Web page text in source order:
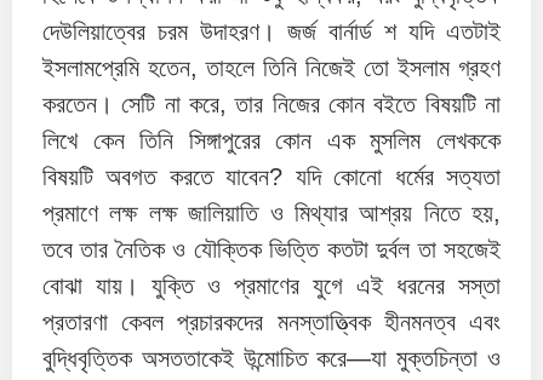
দেউলিয়াত্বের চরম উদাহরণ। জর্জ বার্নার্ড শ যদি এতটাই
ইসলামপ্রেমি হতেন, তাহলে তিনি নিজেই তো ইসলাম গ্রহণ
করতেন। সেটি না করে, তার নিজের কোন বইতে বিষয়টি না
লিখে কেন তিনি সিঙ্গাপুরের কোন এক মুসলিম লেখককে
বিষয়টি অবগত করতে যাবেন? যদি কোনো ধর্মের সত্যতা
প্রমাণে লক্ষ লক্ষ জালিয়াতি ও মিথ্যার আশ্রয় নিতে হয়,
তবে তার নৈতিক ও যৌক্তিক ভিত্তি কতটা দুর্বল তা সহজেই
বোঝা যায়। যুক্তি ও প্রমাণের যুগে এই ধরনের সস্তা
প্রতারণা কেবল প্রচারকদের মনস্তাত্ত্বিক হীনমনত্ব এবং
বুদ্ধিবৃত্তিক অসততাকেই উন্মোচিত করে—যা মুক্তচিন্তা ও